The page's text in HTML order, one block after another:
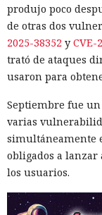
produjo poco
de otras dos
2025-38352 y CVE-
trató de ataques
usaron para
Septiembre fue
varias
simultáneamente
obligados a lanzar
los usuarios.